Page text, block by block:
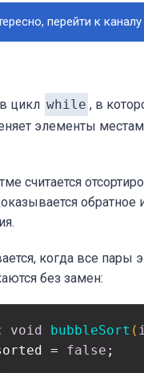
перейти к каналу
цикл while , в
элементы
считается
обратное
когда все пары
без замен:
void bubbleSort (
= false ;